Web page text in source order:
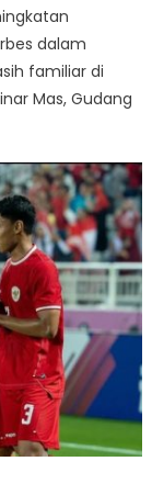
dalam
familiar di
Mas, Gudang